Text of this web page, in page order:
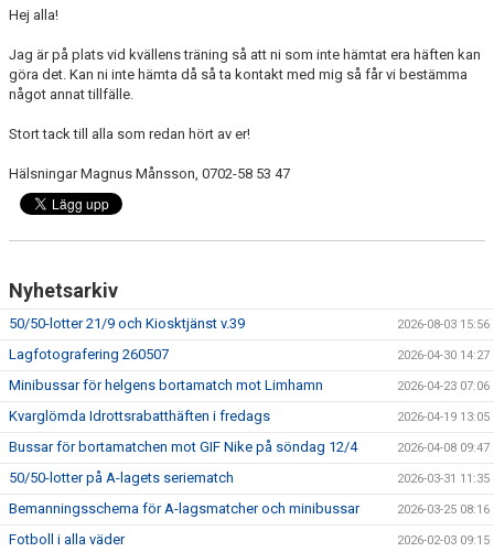
Hej alla!
Jag är på plats vid kvällens träning så att ni som inte hämtat era häften kan
göra det. Kan ni inte hämta då så ta kontakt med mig så får vi bestämma
något annat tillfälle.
Stort tack till alla som redan hört av er!
Hälsningar Magnus Månsson, 0702-58 53 47
Nyhetsarkiv
50/50-lotter 21/9 och Kiosktjänst v.39 2026-08-03 15:56
Lagfotografering 260507 2026-04-30 14:27
Minibussar för helgens bortamatch mot Limhamn 2026-04-23 07:06
Kvarglömda Idrottsrabatthäften i fredags 2026-04-19 13:05
Bussar för bortamatchen mot GIF Nike på söndag 12/4 2026-04-08 09:47
50/50-lotter på A-lagets seriematch 2026-03-31 11:35
Bemanningsschema för A-lagsmatcher och minibussar 2026-03-25 08:16
Fotboll i alla väder 2026-02-03 09:15